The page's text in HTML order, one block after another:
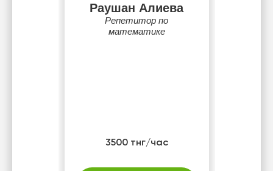
Раушан Алиева
Репетитор по
математике
3500 тнг/час